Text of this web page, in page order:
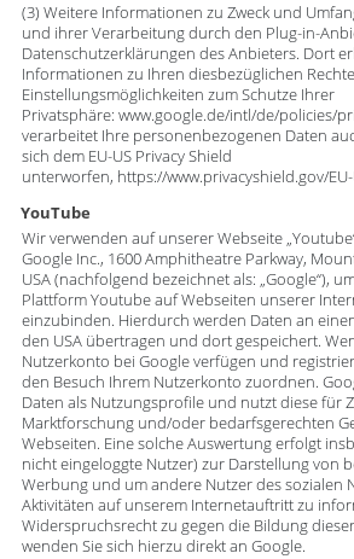
(3) Weitere Informationen zu Zweck und
und ihrer Verarbeitung durch den Plug-in-
Datenschutzerklärungen des Anbieters. Dort
Informationen zu Ihren diesbezüglichen
Einstellungsmöglichkeiten zum Schutze Ihrer
Privatsphäre: www.google.de/intl/de/policies/
verarbeitet Ihre personenbezogenen Daten
sich dem EU-US Privacy Shield
unterworfen, https://www.privacyshield.gov/
YouTube
Wir verwenden auf unserer Webseite
Google Inc., 1600 Amphitheatre Parkway,
USA (nachfolgend bezeichnet als: „Google“),
Plattform Youtube auf Webseiten unserer
einzubinden. Hierdurch werden Daten an
den USA übertragen und dort gespeichert.
Nutzerkonto bei Google verfügen und
den Besuch Ihrem Nutzerkonto zuordnen.
Daten als Nutzungsprofile und nutzt diese für
Marktforschung und/oder bedarfsgerechten
Webseiten. Eine solche Auswertung erfolgt
nicht eingeloggte Nutzer) zur Darstellung von
Werbung und um andere Nutzer des sozialen
Aktivitäten auf unserem Internetauftritt zu
Widerspruchsrecht zu gegen die Bildung
wenden Sie sich hierzu direkt an Google.